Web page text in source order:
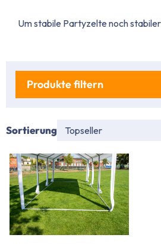
Um stabile Partyzelte noch
Produkte filtern
Sortierung